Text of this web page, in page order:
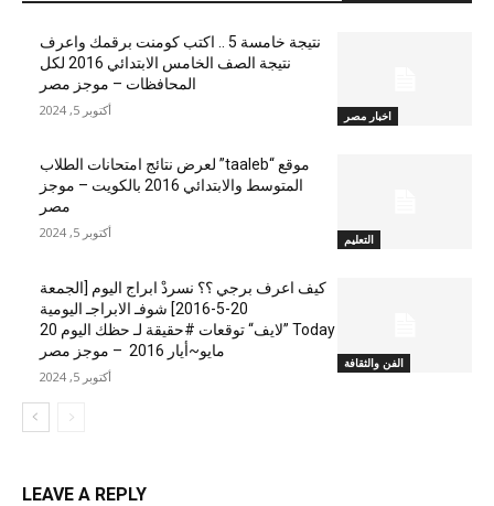
اخبار مصر
نتيجة خامسة 5 .. اكتب كومنت برقمك واعرف
نتيجة الصف الخامس الابتدائي 2016 لكل
المحافظات – موجز مصر
أكتوبر 5, 2024
التعليم
موقع “taaleb” لعرض نتائج امتحانات الطلاب
المتوسط والابتدائي 2016 بالكويت – موجز
مصر
أكتوبر 5, 2024
الفن والثقافة
كيف اعرف برجي ؟؟ نسردْ ابراج اليوم [الجمعة
20-5-2016] شوفـ الابراجـ اليومية
Today ”لايف“ توقعات #حقيقة لـ حظك اليوم 20
مايو~أيار 2016 – موجز مصر
أكتوبر 5, 2024
LEAVE A REPLY